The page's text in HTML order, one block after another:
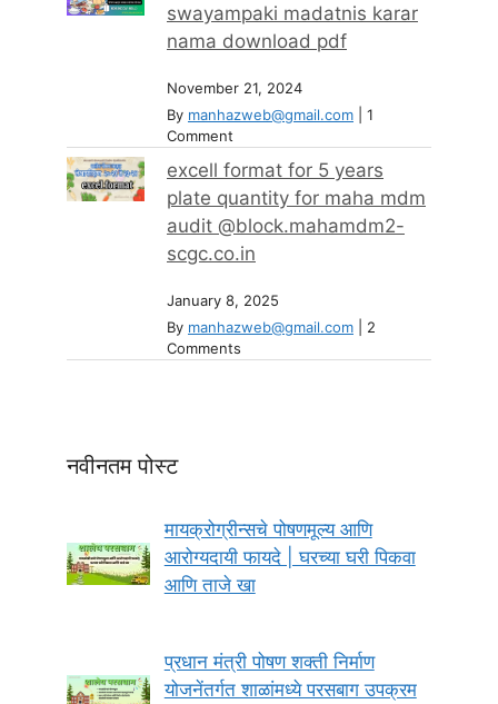
swayampaki madatnis karar
nama download pdf
November 21, 2024
By manhazweb@gmail.com
1
Comment
excell format for 5 years
plate quantity for maha mdm
audit @block.mahamdm2-
scgc.co.in
January 8, 2025
By manhazweb@gmail.com
2
Comments
नवीनतम पोस्ट
मायक्रोग्रीन्सचे पोषणमूल्य आणि
आरोग्यदायी फायदे | घरच्या घरी पिकवा
आणि ताजे खा
प्रधान मंत्री पोषण शक्ती निर्माण
योजनेंतर्गत शाळांमध्ये परसबाग उपक्रम